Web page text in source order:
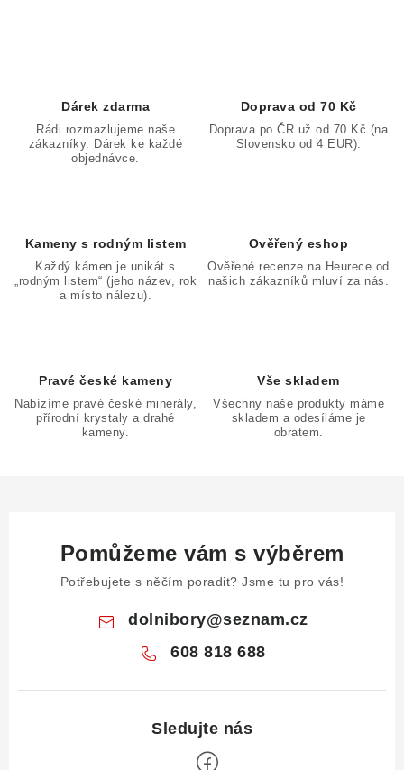
Dárek zdarma
Rádi rozmazlujeme naše
zákazníky. Dárek ke každé
objednávce.
Doprava od 70 Kč
Doprava po ČR už od 70 Kč (na
Slovensko od 4 EUR).
Kameny s rodným listem
Každý kámen je unikát s
„rodným listem“ (jeho název, rok
a místo nálezu).
Ověřený eshop
Ověřené recenze na Heurece od
našich zákazníků mluví za nás.
Pravé české kameny
Nabízíme pravé české minerály,
přírodní krystaly a drahé
kameny.
Vše skladem
Všechny naše produkty máme
skladem a odesíláme je
obratem.
Pomůžeme vám s výběrem
Potřebujete s něčím poradit? Jsme tu pro vás!
dolnibory@seznam.cz
608 818 688